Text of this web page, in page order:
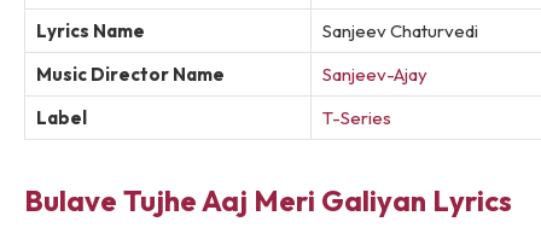
Lyrics Name
Sanjeev Chaturvedi
Music Director Name
Sanjeev-Ajay
Label
T-Series
Bulave Tujhe Aaj Meri Galiyan Lyrics